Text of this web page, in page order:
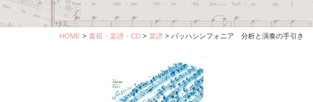
HOME > 書籍・楽譜・CD> 楽譜> バッハシンフォニア 分析と演奏の手引き